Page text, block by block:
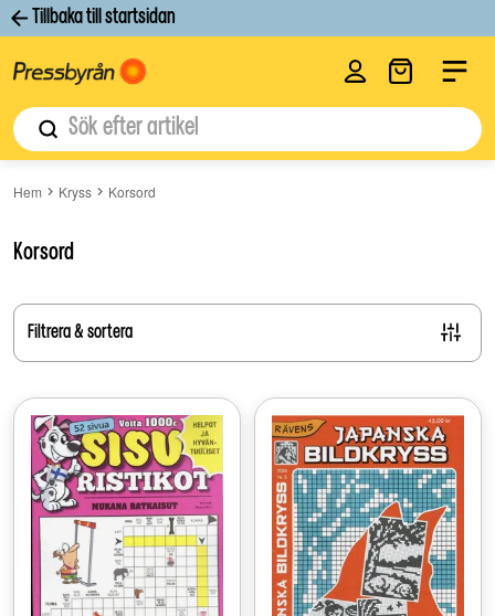
Tillbaka till startsidan
Logga in
Label
Sök
Hem Kryss Korsord
Korsord
Filtrera & sortera